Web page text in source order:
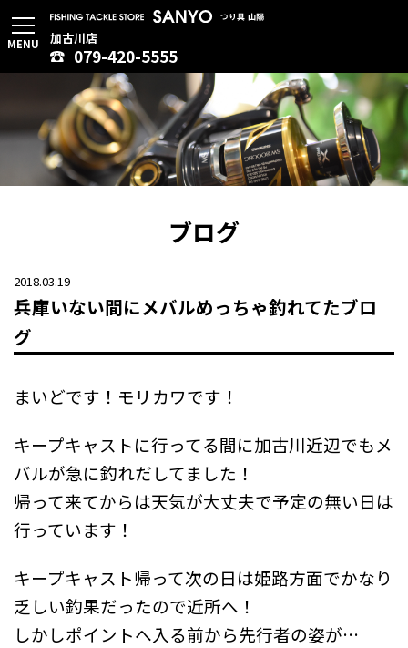
加古川店
079-420-5555
MENU
ブログ
2018.03.19
兵庫いない間にメバルめっちゃ釣れてたブロ
グ
まいどです！モリカワです！
キープキャストに行ってる間に加古川近辺でもメ
バルが急に釣れだしてました！
帰って来てからは天気が大丈夫で予定の無い日は
行っています！
キープキャスト帰って次の日は姫路方面でかなり
乏しい釣果だったので近所へ！
しかしポイントへ入る前から先行者の姿が…